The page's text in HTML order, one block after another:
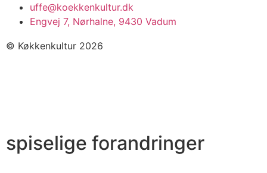
uffe@koekkenkultur.dk
Engvej 7, Nørhalne, 9430 Vadum
© Køkkenkultur 2026
spiselige forandringer